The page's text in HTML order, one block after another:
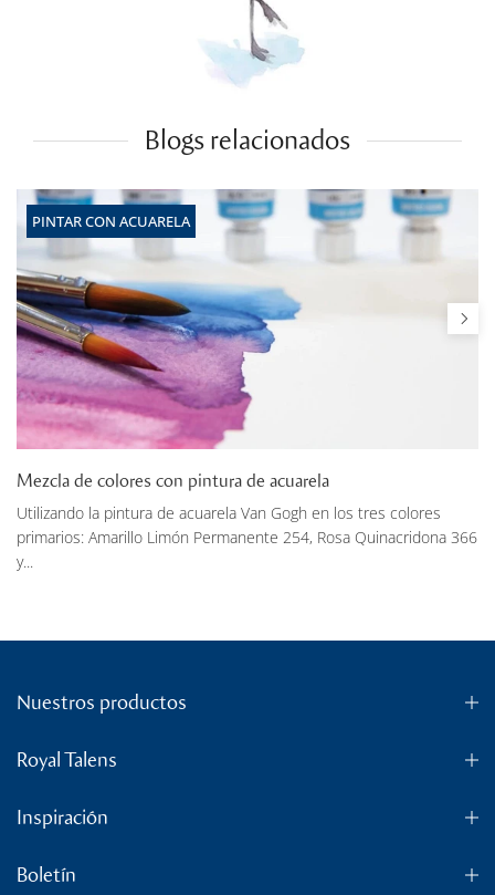
Blogs relacionados
PINTAR CON ACUARELA
Mezcla de colores con pintura de acuarela
Utilizando la pintura de acuarela Van Gogh en los tres colores
primarios: Amarillo Limón Permanente 254, Rosa Quinacridona 366
y...
Nuestros productos
Royal Talens
Inspiración
Boletín